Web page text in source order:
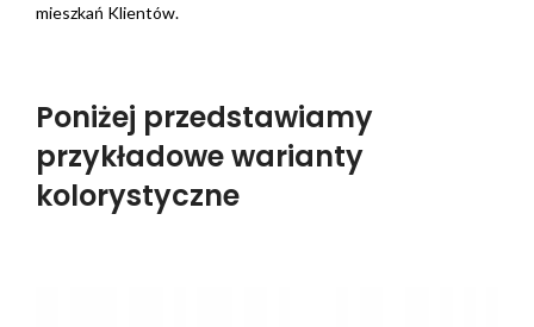
mieszkań Klientów.
Poniżej przedstawiamy
przykładowe warianty
kolorystyczne